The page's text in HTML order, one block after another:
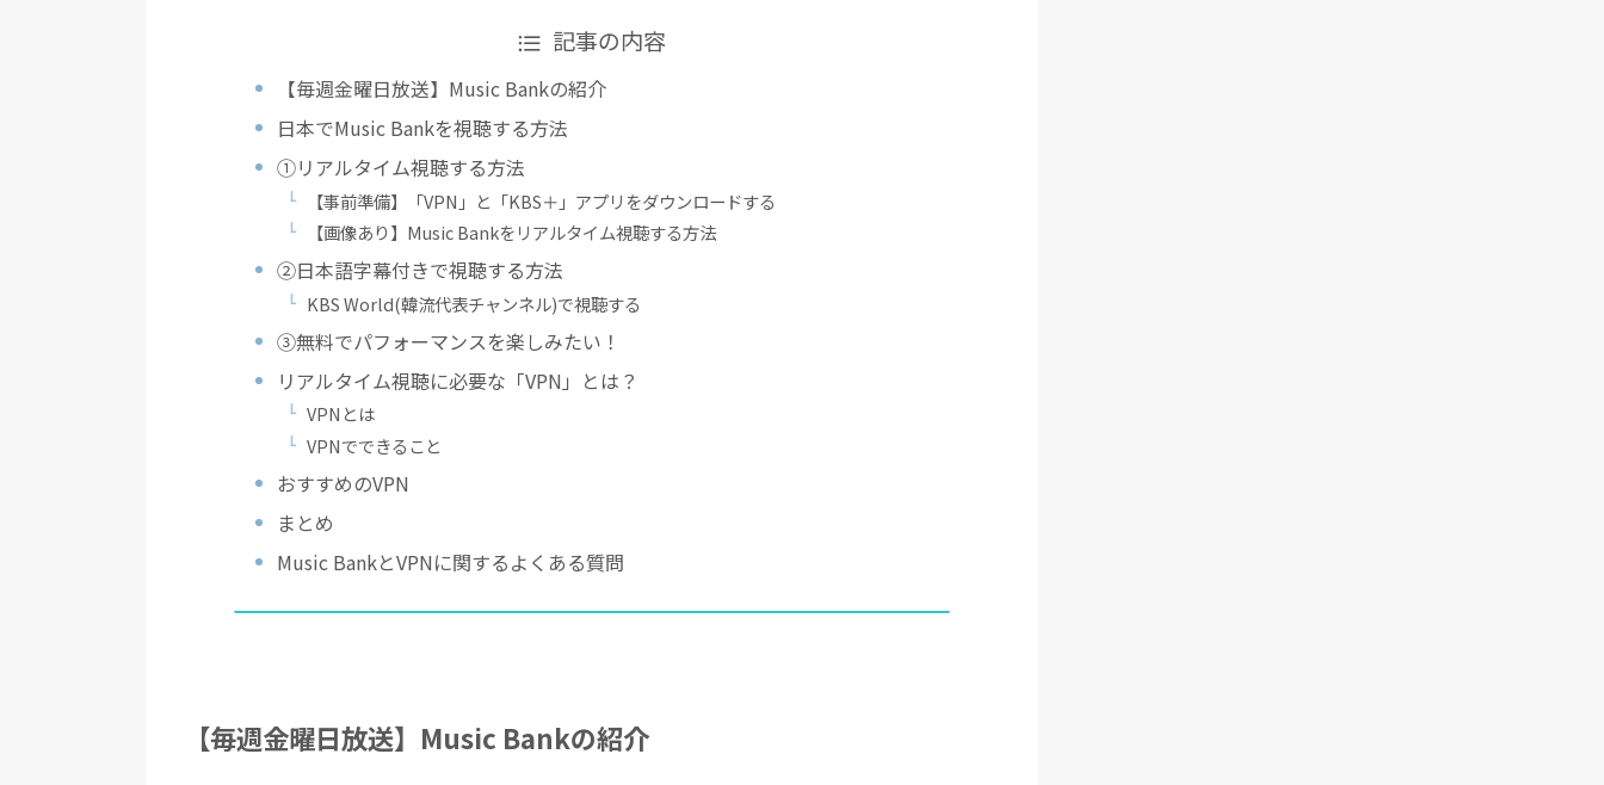
記事の内容
【毎週金曜日放送】Music Bankの紹介
日本でMusic Bankを視聴する方法
①リアルタイム視聴する方法
【事前準備】「VPN」と「KBS＋」アプリをダウンロードする
【画像あり】Music Bankをリアルタイム視聴する方法
②日本語字幕付きで視聴する方法
KBS World(韓流代表チャンネル)で視聴する
③無料でパフォーマンスを楽しみたい！
リアルタイム視聴に必要な「VPN」とは？
VPNとは
VPNでできること
おすすめのVPN
まとめ
Music BankとVPNに関するよくある質問
【毎週金曜日放送】Music Bankの紹介